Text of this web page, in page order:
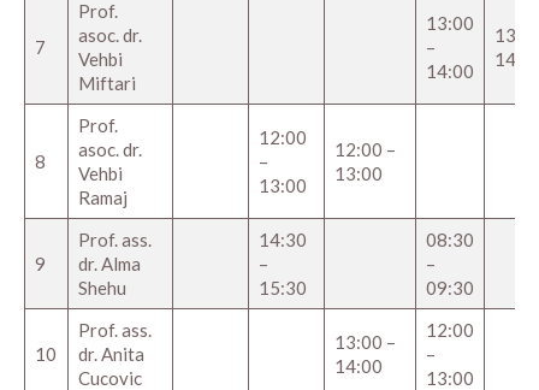
7
Prof.
asoc. dr.
Vehbi
Miftari
13:00
–
14:00
8
Prof.
asoc. dr.
Vehbi
Ramaj
12:00
–
13:00
12:00 –
13:00
9
Prof. ass.
dr. Alma
Shehu
14:30
–
15:30
08:30
–
09:30
10
Prof. ass.
dr. Anita
Cucovic
13:00 –
14:00
12:00
–
13:00